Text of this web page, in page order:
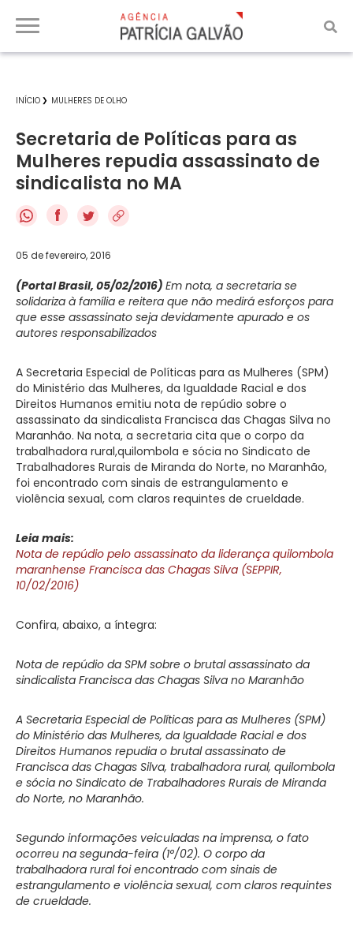
INÍCIO MULHERES DE OLHO
Secretaria de Políticas para as
Mulheres repudia assassinato de
sindicalista no MA
f
05 de fevereiro, 2016
(Portal Brasil, 05/02/2016) Em nota, a secretaria se
solidariza à família e reitera que não medirá esforços para
que esse assassinato seja devidamente apurado e os
autores responsabilizados
A Secretaria Especial de Políticas para as Mulheres (SPM)
do Ministério das Mulheres, da Igualdade Racial e dos
Direitos Humanos emitiu nota de repúdio sobre o
assassinato da sindicalista Francisca das Chagas Silva no
Maranhão. Na nota, a secretaria cita que o corpo da
trabalhadora rural,quilombola e sócia no Sindicato de
Trabalhadores Rurais de Miranda do Norte, no Maranhão,
foi encontrado com sinais de estrangulamento e
violência sexual, com claros requintes de crueldade.
Leia mais:
Nota de repúdio pelo assassinato da liderança quilombola
maranhense Francisca das Chagas Silva (SEPPIR,
10/02/2016)
Confira, abaixo, a íntegra:
Nota de repúdio da SPM sobre o brutal assassinato da
sindicalista Francisca das Chagas Silva no Maranhão
A Secretaria Especial de Políticas para as Mulheres (SPM)
do Ministério das Mulheres, da Igualdade Racial e dos
Direitos Humanos repudia o brutal assassinato de
Francisca das Chagas Silva, trabalhadora rural, quilombola
e sócia no Sindicato de Trabalhadores Rurais de Miranda
do Norte, no Maranhão.
Segundo informações veiculadas na imprensa, o fato
ocorreu na segunda-feira (1°/02). O corpo da
trabalhadora rural foi encontrado com sinais de
estrangulamento e violência sexual, com claros requintes
de crueldade.